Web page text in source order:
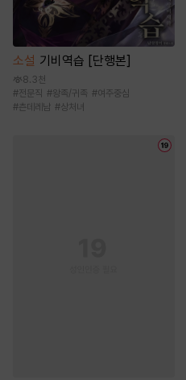
소설 기비역습 [단행본]
8.3천
#전문직 #왕족/귀족 #여주중심
#츤데레남 #상처녀